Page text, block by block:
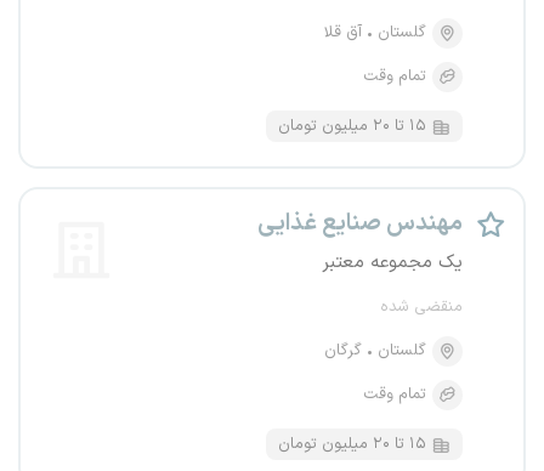
گلستان
آق قلا
تمام وقت
۱۵ تا ۲۰ میلیون تومان
مهندس صنایع غذایی
یک مجموعه معتبر
منقضی شده
گلستان
گرگان
تمام وقت
۱۵ تا ۲۰ میلیون تومان